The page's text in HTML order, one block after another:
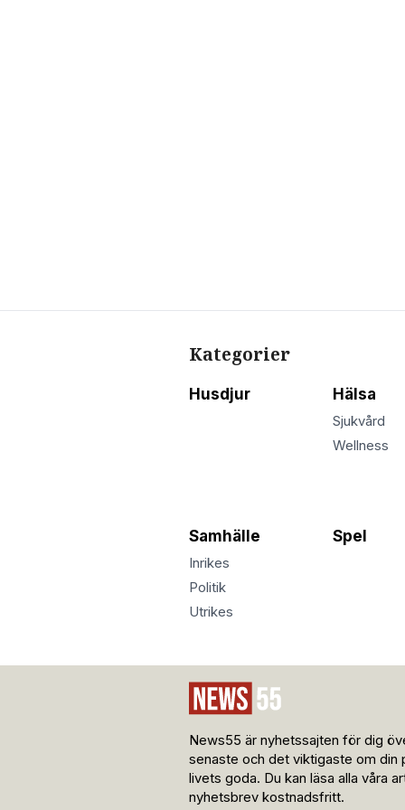
Kategorier
Husdjur Hälsa
Sjukvård
Wellness
Samhälle
Inrikes
Politik
Utrikes
Spel
News55 är nyhetssajten för dig
senaste och det viktigaste om din
livets goda. Du kan läsa alla våra
nyhetsbrev kostnadsfritt.